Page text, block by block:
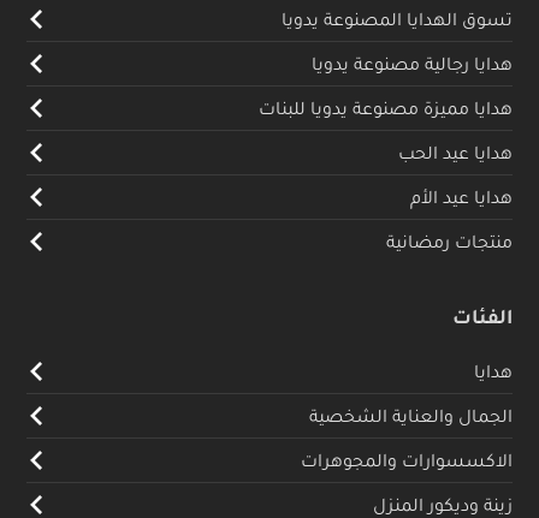
تسوق الهدايا المصنوعة يدويا
هدايا رجالية مصنوعة يدويا
هدايا مميزة مصنوعة يدويا للبنات
هدايا عيد الحب
هدايا عيد الأم
منتجات رمضانية
الفئات
هدايا
الجمال والعناية الشخصية
الاكسسوارات والمجوهرات
زينة وديكور المنزل